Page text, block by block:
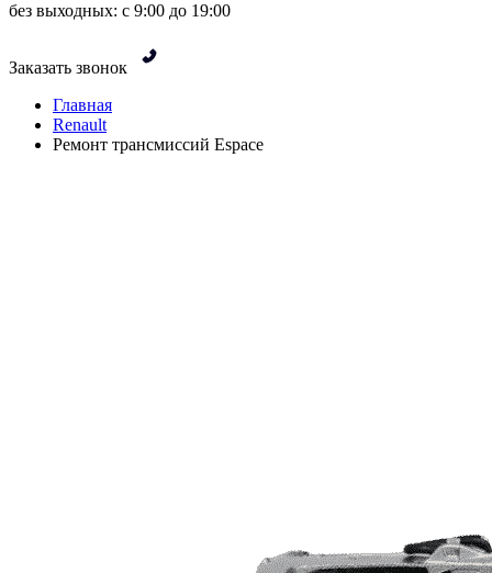
без выходных: с 9:00 до 19:00
Заказать звонок
Главная
Renault
Ремонт трансмиссий Espace